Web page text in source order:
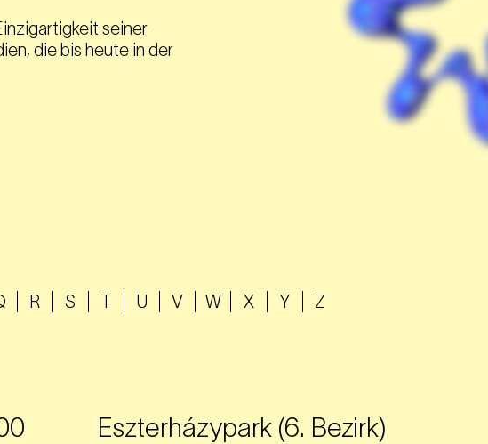
seiner
die bis heute in der
R S T U V W X Y Z
Eszterházypark (6. Bezirk)